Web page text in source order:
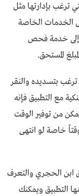
ترغب بإدارتها مثل
الخدمات الخاصة
إلى خدمة فحص
المستحق.
بتسديده والنقر
مع التطبيق فإنه
من توفير الوقت
خاصة لو انتهى
الحجري والتعرف
التطبيق ويمكنك